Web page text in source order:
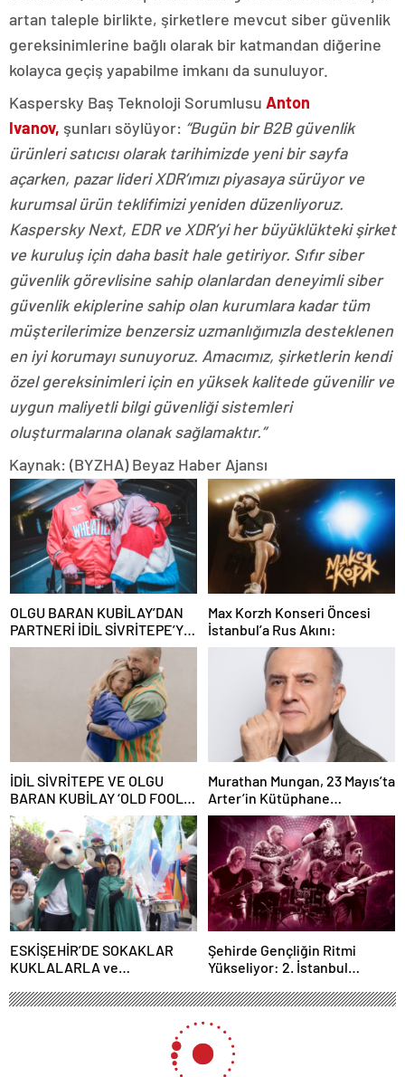
artan taleple birlikte, şirketlere mevcut siber güvenlik
gereksinimlerine bağlı olarak bir katmandan diğerine
kolayca geçiş yapabilme imkanı da sunuluyor.
Kaspersky Baş Teknoloji Sorumlusu Anton
Ivanov, şunları söylüyor: “Bugün bir B2B güvenlik
ürünleri satıcısı olarak tarihimizde yeni bir sayfa
açarken, pazar lideri XDR’ımızı piyasaya sürüyor ve
kurumsal ürün teklifimizi yeniden düzenliyoruz.
Kaspersky Next, EDR ve XDR’yi her büyüklükteki şirket
ve kuruluş için daha basit hale getiriyor. Sıfır siber
güvenlik görevlisine sahip olanlardan deneyimli siber
güvenlik ekiplerine sahip olan kurumlara kadar tüm
müşterilerimize benzersiz uzmanlığımızla desteklenen
en iyi korumayı sunuyoruz. Amacımız, şirketlerin kendi
özel gereksinimleri için en yüksek kalitede güvenilir ve
uygun maliyetli bilgi güvenliği sistemleri
oluşturmalarına olanak sağlamaktır.”
Kaynak: (BYZHA) Beyaz Haber Ajansı
OLGU BARAN KUBİLAY’DAN
PARTNERİ İDİL SİVRİTEPE’YE
ÖVGÜ DOLU SÖZLER!
Max Korzh Konseri Öncesi
İstanbul’a Rus Akını:
İDİL SİVRİTEPE VE OLGU
BARAN KUBİLAY ‘OLD FOOLS’
İLE TÜRSAK VAKFI İÇİN
SAHNEDE!
Murathan Mungan, 23 Mayıs’ta
Arter’in Kütüphane
Söyleşileri’ne Konuk Oluyor!
ESKİŞEHİR’DE SOKAKLAR
KUKLALARLA ve
RENKLENİYOR!
Şehirde Gençliğin Ritmi
Yükseliyor: 2. İstanbul
Mayıs’ta Kentin Dört Bir
Yanında!